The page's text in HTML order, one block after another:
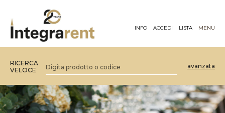
INFO ACCEDI LISTA MENU
RICERCA
VELOCE
avanzata